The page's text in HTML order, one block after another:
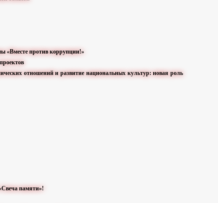
«Вместе против коррупции!»
отношений и развитие национальных культур: новая роль
памяти»!